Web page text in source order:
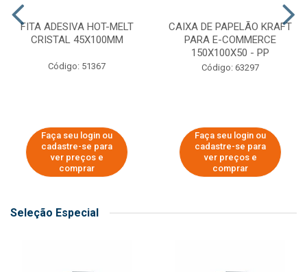
FITA ADESIVA HOT-MELT
CRISTAL 45X100MM
Código: 51367
Faça seu login ou
cadastre-se para
ver preços e
comprar
CAIXA DE PAPELÃO KRAFT
PARA E-COMMERCE
150X100X50 - PP
Código: 63297
Faça seu login ou
cadastre-se para
ver preços e
comprar
Seleção Especial